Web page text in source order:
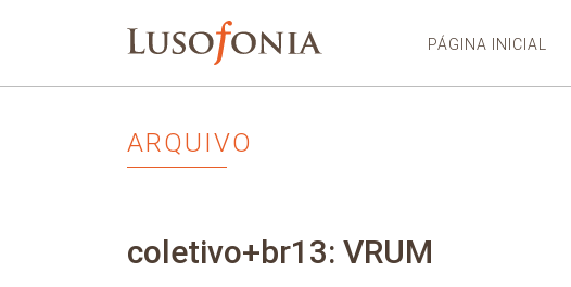
PÁGINA INICIAL
ARQUIVO
coletivo+br13: VRUM